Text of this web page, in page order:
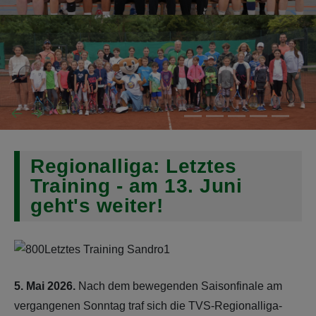
Regionalliga: Letztes
Training - am 13. Juni
geht's weiter!
5. Mai 2026. Nach dem bewegenden Saisonfinale am
vergangenen Sonntag traf sich die TVS-Regionalliga-